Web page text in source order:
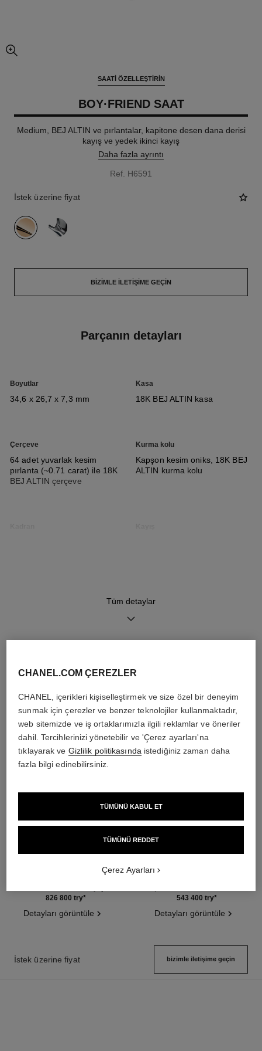
resmin büyütülmüş görünümü
SAATI ÖZELLEŞTIRIN
BOY·FRIEND SAAT
Medium, BEJ ALTIN ve pırlantalar, kapitone desen dana derisi
kayış ve yedek ikinci kayış
Daha fazla ayrıntı
Ref. H6591
İstek üzerine fiyat
varyant
BIZIMLE İLETIŞIME GEÇIN
Parçanın detayları
Boyutlar
34,6 x 26,7 x 7,3 mm
Kasa
18K BEJ ALTIN kasa
Çerçeve
64 adet yuvarlak kesim
pırlanta (~0.71 carat) ile 18K
BEJ ALTIN çerçeve
Kurma kolu
Kapşon kesim oniks, 18K BEJ
ALTIN kurma kolu
Mekanizma Özellikler
Suya dayanıklılık
30 m
Tüm detaylar
DAHA FAZLASINI KEŞFET
Medium, BEJ ALTIN, kapitone
yedek ikinci kayış
Ref. H6588826 800 try*
Detayları görüntüle
kayış ve yedek ikinci kayış
Ref. H6402543 400 try*
Detayları görüntüle
İstek üzerine fiyat bizimle i̇letişime geçin
CHANEL.COM ÇEREZLER
CHANEL, içerikleri kişiselleştirmek ve size özel bir deneyim
sunmak için çerezler ve benzer teknolojiler kullanmaktadır,
web sitemizde ve iş ortaklarımızla ilgili reklamlar ve öneriler
dahil. Tercihlerinizi yönetebilir ve 'Çerez ayarları'na
tıklayarak ve Gizlilik politikasında istediğiniz zaman daha
fazla bilgi edinebilirsiniz.
TÜMÜNÜ REDDET
TÜMÜNÜ KABUL ET
Çerez Ayarları